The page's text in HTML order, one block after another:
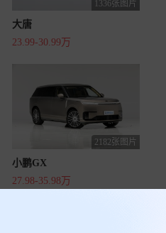
1336张图片
大唐
23.99-30.99万
2182张图片
小鹏GX
27.98-35.98万